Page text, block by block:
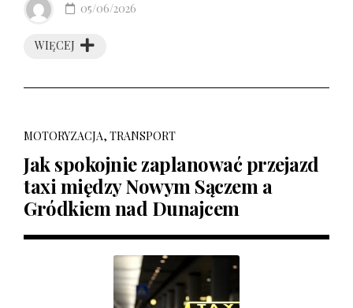
WIĘCEJ
05/06/2026
MOTORYZACJA, TRANSPORT
Jak spokojnie zaplanować przejazd
taxi między Nowym Sączem a
Gródkiem nad Dunajcem